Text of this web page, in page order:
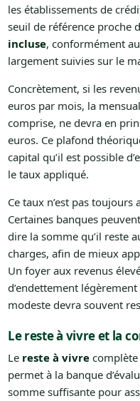
les établissements de
seuil de référence proche
incluse, conformément
largement suivies sur le
Concrètement, si les
euros par mois, la
comprise, ne devra en
euros. Ce plafond
capital qu’il est possible
le taux appliqué.
Ce taux n’est pas
Certaines banques
dire la somme qu’il reste
charges, afin de mieux
Un foyer aux revenus
d’endettement
modeste devra souvent
Le reste à vivre et la
Le reste à vivrecomplète
permet à la banque
somme suffisante pour